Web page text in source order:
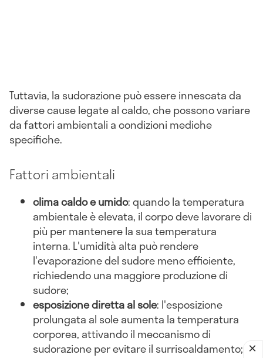
Tuttavia, la sudorazione può essere innescata da
diverse cause legate al caldo, che possono variare
da fattori ambientali a condizioni mediche
specifiche.
Fattori ambientali
clima caldo e umido: quando la temperatura
ambientale è elevata, il corpo deve lavorare di
più per mantenere la sua temperatura
interna. L'umidità alta può rendere
l'evaporazione del sudore meno efficiente,
richiedendo una maggiore produzione di
sudore;
esposizione diretta al sole: l'esposizione
prolungata al sole aumenta la temperatura
corporea, attivando il meccanismo di
sudorazione per evitare il surriscaldamento;